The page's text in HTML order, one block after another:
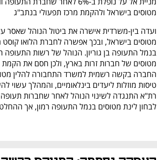
מטוסים בישראל ולהקמת מרכז תפעולי בנתב"ג
לבחון לינת מטוסים בנמל התעופה רמון, אך